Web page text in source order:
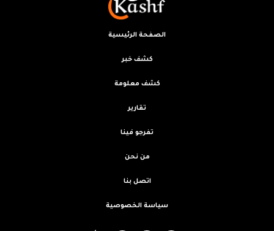
الصفحة الرئيسية
كشف خبر
كشف معلومة
تقارير
تفرجو فينا
من نحن
اتصل بنا
سياسة الخصوصية